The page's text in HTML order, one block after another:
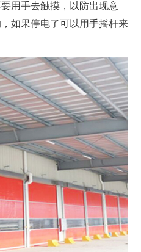
用手去触摸，以防出现意
如果停电了可以用手摇杆来